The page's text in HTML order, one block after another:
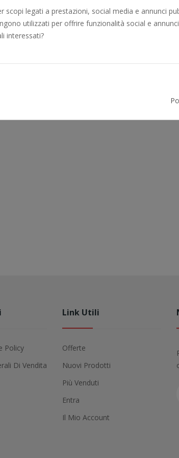
Policy
Di Vendita
Link Utili
Offerte
Nuovi Prodotti
Più Venduti
Entra
Il Mio Account
legati a prestazioni, social media e annunci
utilizzati per offrire funzionalità social e
interessati?